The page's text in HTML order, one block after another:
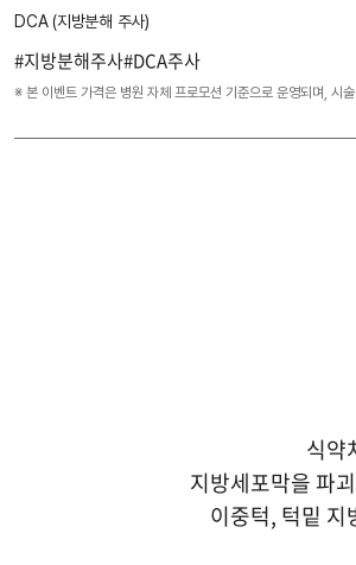
DCA (지방분해 주사)
#지방분해주사#DCA주사
※ 본 이벤트 가격은 병원 자체 프로모션 기준으로 운영되며, 시
식약
지방세포막을 파
이중턱, 턱밑 지